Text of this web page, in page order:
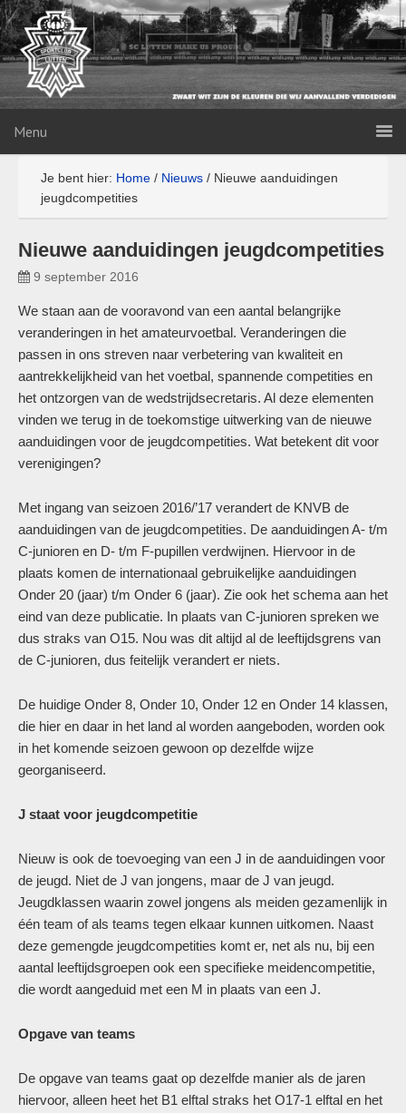
Menu
Je bent hier: Home / Nieuws / Nieuwe aanduidingen
jeugdcompetities
Nieuwe aanduidingen jeugdcompetities
9 september 2016
We staan aan de vooravond van een aantal belangrijke
veranderingen in het amateurvoetbal. Veranderingen die
passen in ons streven naar verbetering van kwaliteit en
aantrekkelijkheid van het voetbal, spannende competities en
het ontzorgen van de wedstrijdsecretaris. Al deze elementen
vinden we terug in de toekomstige uitwerking van de nieuwe
aanduidingen voor de jeugdcompetities. Wat betekent dit voor
verenigingen?
Met ingang van seizoen 2016/’17 verandert de KNVB de
aanduidingen van de jeugdcompetities. De aanduidingen A- t/m
C-junioren en D- t/m F-pupillen verdwijnen. Hiervoor in de
plaats komen de internationaal gebruikelijke aanduidingen
Onder 20 (jaar) t/m Onder 6 (jaar). Zie ook het schema aan het
eind van deze publicatie. In plaats van C-junioren spreken we
dus straks van O15. Nou was dit altijd al de leeftijdsgrens van
de C-junioren, dus feitelijk verandert er niets.
De huidige Onder 8, Onder 10, Onder 12 en Onder 14 klassen,
die hier en daar in het land al worden aangeboden, worden ook
in het komende seizoen gewoon op dezelfde wijze
georganiseerd.
J staat voor jeugdcompetitie
Nieuw is ook de toevoeging van een J in de aanduidingen voor
de jeugd. Niet de J van jongens, maar de J van jeugd.
Jeugdklassen waarin zowel jongens als meiden gezamenlijk in
één team of als teams tegen elkaar kunnen uitkomen. Naast
deze gemengde jeugdcompetities komt er, net als nu, bij een
aantal leeftijdsgroepen ook een specifieke meidencompetitie,
die wordt aangeduid met een M in plaats van een J.
Opgave van teams
De opgave van teams gaat op dezelfde manier als de jaren
hiervoor, alleen heet het B1 elftal straks het O17-1 elftal en het